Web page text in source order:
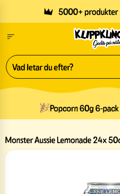
5000+ produkter
Popcorn 60g 6-
Monster Aussie Lemonade 24x